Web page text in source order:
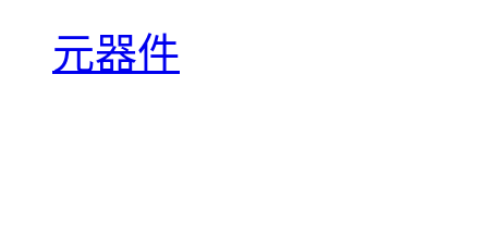
元器件